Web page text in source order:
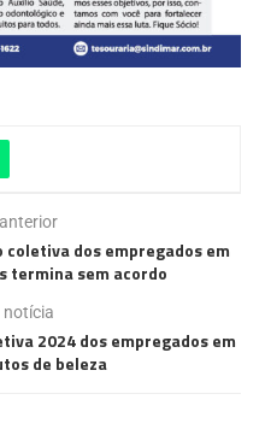
dos empregados em
termina sem acordo
notícia
2024 dos empregados em
de beleza